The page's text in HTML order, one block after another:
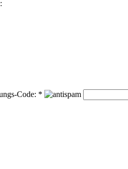
Code: *